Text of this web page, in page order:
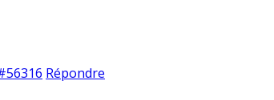
Répondre